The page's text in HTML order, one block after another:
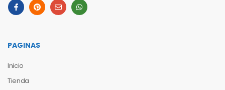
PAGINAS
Inicio
Tienda